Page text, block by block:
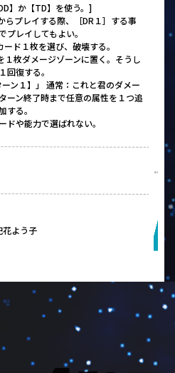
】か【TD】を使う。]
らプレイする際、［DR１］する事
プレイしてもよい。
ード１枚を選び、破壊する。
１枚ダメージゾーンに置く。そうし
回復する。
ン１】」 通常：これと君のダメー
ーン終了時まで任意の属性を１つ追
する。
や能力で選ばれない。
花よう子